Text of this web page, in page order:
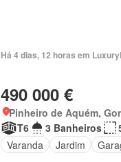
Há 4 dias, 12 horas em
490 000 €
Pinheiro de Aquém,
T6
3 Banheiros
Varanda
Jardim